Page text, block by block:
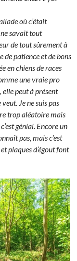
où c’était
savait tout
de tout sûrement à
de patience et de bons
en chiens de races
une vraie pro
peut à présent
Je ne suis pas
trop aléatoire mais
génial. Encore un
pas, mais c’est
plaques d’égout font